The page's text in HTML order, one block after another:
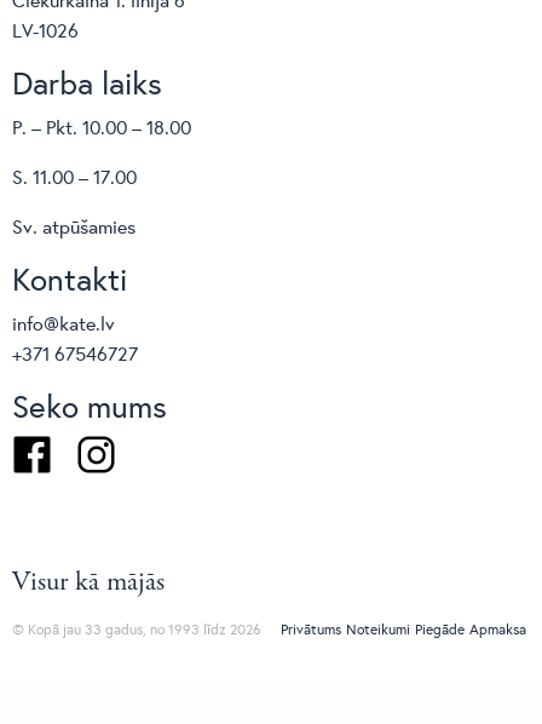
LV-1026
Darba laiks
P. – Pkt. 10.00 – 18.00
S. 11.00 – 17.00
Sv. atpūšamies
Kontakti
info@kate.lv
+371 67546727
Seko mums
FacebookInstagram
Visur kā mājās
© Kopā jau 33 gadus, no 1993 līdz 2026 Privātums Noteikumi Piegāde Apmaksa